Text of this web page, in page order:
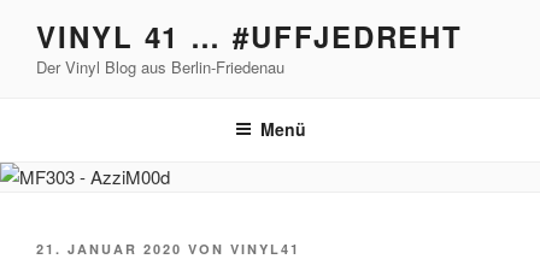
Inhalt
springen
VINYL 41 … #UFFJEDREHT
Der Vinyl Blog aus Berlin-Friedenau
Menü
VERÖFFENTLICHT
21. JANUAR 2020 VON VINYL41